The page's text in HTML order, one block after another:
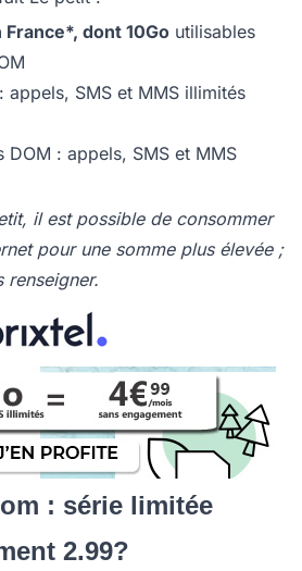
France*, dont 10Go utilisables
appels, SMS et MMS illimités
DOM : appels, SMS et MMS
il est possible de consommer
pour une somme plus élevée ;
renseigner.
: série limitée
2.99?